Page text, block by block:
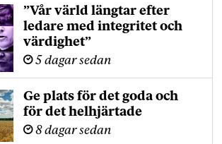
”Vår värld längtar efter
ledare med integritet och
värdighet”
5 dagar sedan
Ge plats för det goda och
för det helhjärtade
8 dagar sedan